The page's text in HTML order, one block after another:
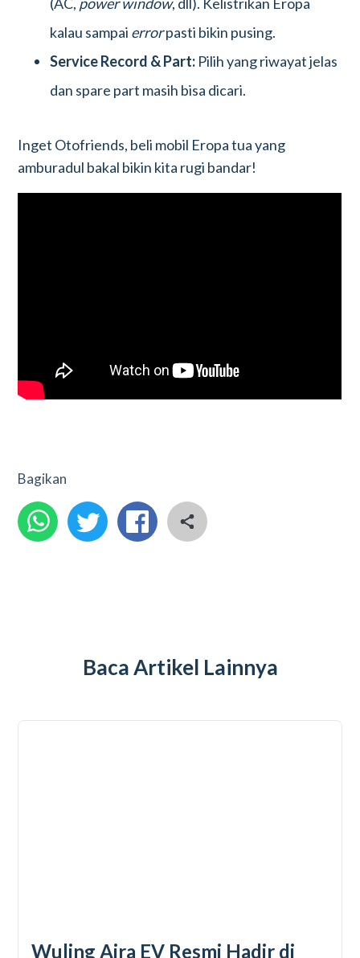
kalau sampai errorpasti bikin pusing.
Service Record & Part: Pilih yang riwayat jelas
dan spare part masih bisa dicari.
Inget Otofriends, beli mobil Eropa tua yang
amburadul bakal bikin kita rugi bandar!
Bagikan
Baca Artikel Lainnya
Wuling Aira EV Resmi Hadir di